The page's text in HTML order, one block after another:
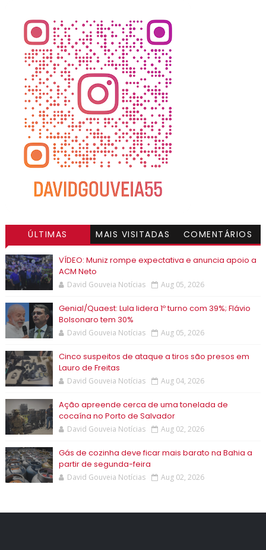
ÚLTIMAS MAIS VISITADAS COMENTÁRIOS
VÍDEO: Muniz rompe expectativa e anuncia apoio a
ACM Neto
David Gouveia Notícias Aug 05, 2026
Genial/Quaest: Lula lidera 1º turno com 39%; Flávio
Bolsonaro tem 30%
David Gouveia Notícias Aug 05, 2026
Cinco suspeitos de ataque a tiros são presos em
Lauro de Freitas
David Gouveia Notícias Aug 04, 2026
Ação apreende cerca de uma tonelada de
cocaína no Porto de Salvador
David Gouveia Notícias Aug 02, 2026
Gás de cozinha deve ficar mais barato na Bahia a
partir de segunda-feira
David Gouveia Notícias Aug 02, 2026